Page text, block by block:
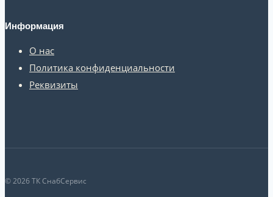
Информация
О нас
Политика конфиденциальности
Реквизиты
© 2026 ТК СнабСервис